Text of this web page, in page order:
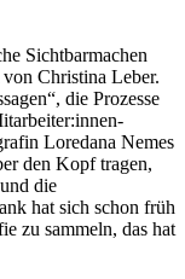
Sichtbarmachen
Christina Leber.
die Prozesse
Loredana Nemes
den Kopf tragen,
die
hat sich schon früh
zu sammeln, das hat